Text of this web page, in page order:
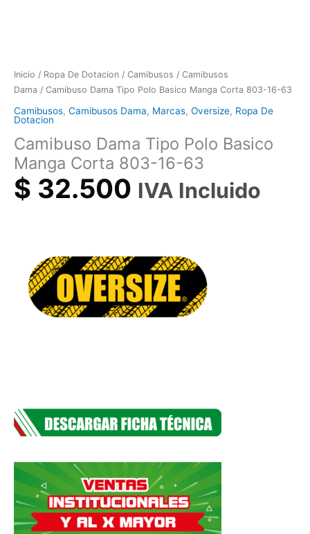
Inicio / Ropa De Dotacion / Camibusos / Camibusos
Dama / Camibuso Dama Tipo Polo Basico Manga Corta 803-16-63
Camibusos, Camibusos Dama, Marcas, Oversize, Ropa De
Dotacion
Camibuso Dama Tipo Polo Basico
Manga Corta 803-16-63
$ 32.500 IVA Incluido